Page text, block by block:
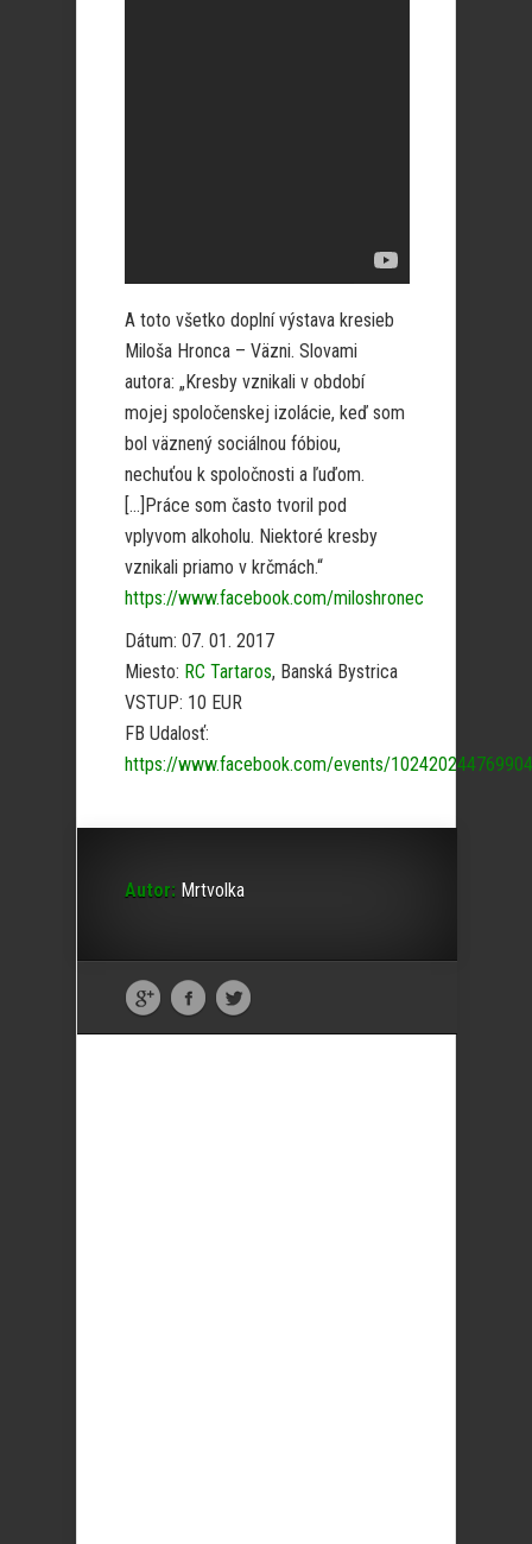
A toto všetko doplní výstava kresieb
Miloša Hronca – Väzni. Slovami
autora: „Kresby vznikali v období
mojej spoločenskej izolácie, keď som
bol väznený sociálnou fóbiou,
nechuťou k spoločnosti a ľuďom.
[…]Práce som často tvoril pod
vplyvom alkoholu. Niektoré kresby
vznikali priamo v krčmách.“
https://www.facebook.com/miloshronec
Dátum: 07. 01. 2017
Miesto: RC Tartaros, Banská Bystrica
VSTUP: 10 EUR
FB Udalosť:
https://www.facebook.com/events/
Autor: Mrtvolka